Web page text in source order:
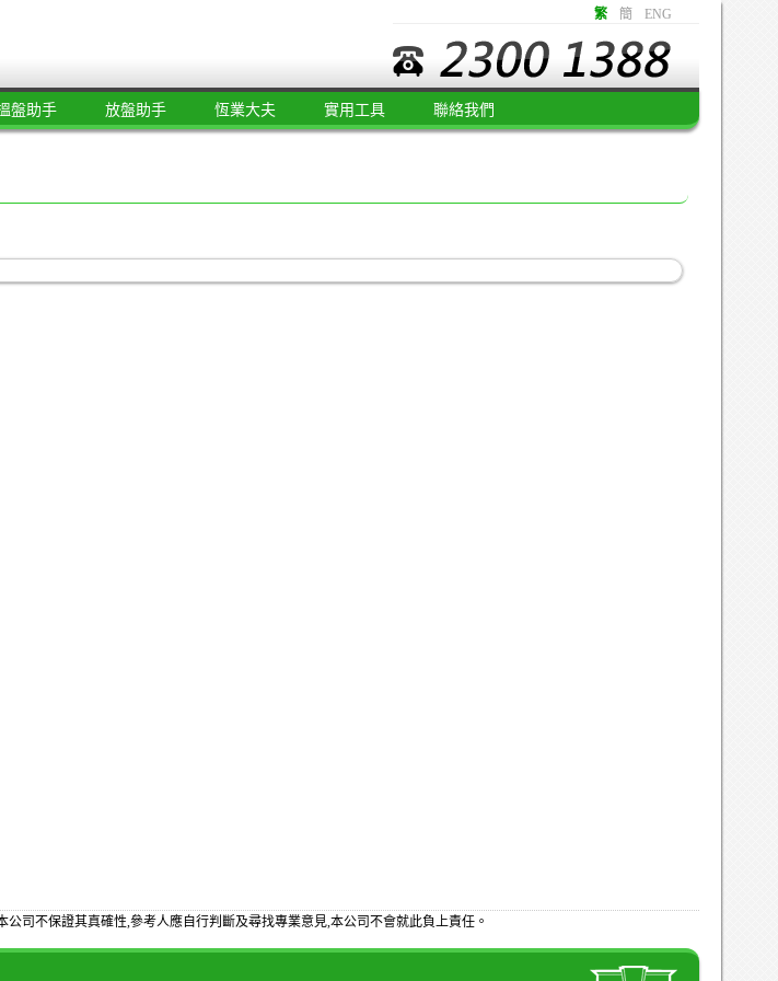
繁 簡 ENG
盤助手 放盤助手 恆業大夫 實用工具 聯絡我們
司不保證其真確性,參考人應自行判斷及尋找專業意見,本公司不會就此負上責任。